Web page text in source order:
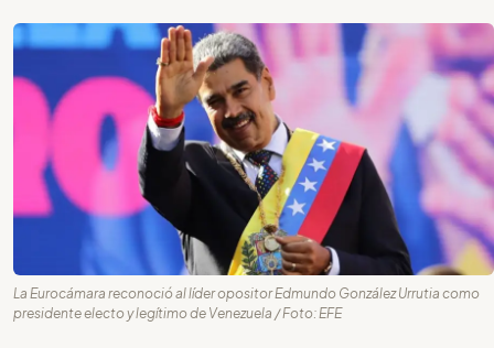
La Eurocámara reconoció al líder opositor Edmundo González Urrutia como
presidente electo y legítimo de Venezuela / Foto: EFE